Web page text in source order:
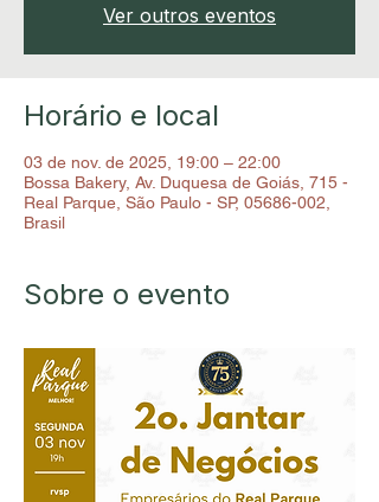
Ver outros eventos
Horário e local
03 de nov. de 2025, 19:00 – 22:00
Bossa Bakery, Av. Duquesa de Goiás, 715 -
Real Parque, São Paulo - SP, 05686-002,
Brasil
Sobre o evento